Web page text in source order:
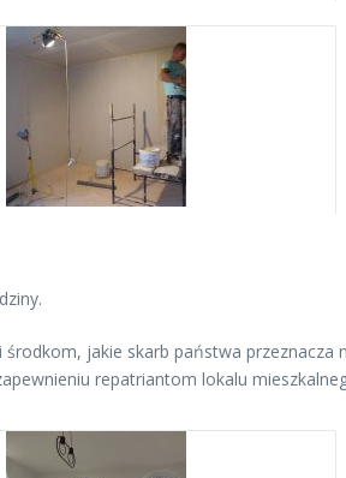
jakie skarb państwa
repatriantom lokalu